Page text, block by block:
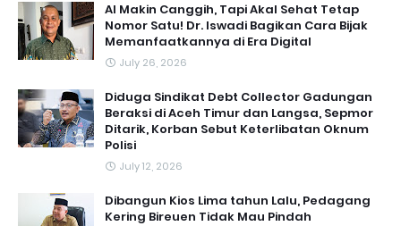
AI Makin Canggih, Tapi Akal Sehat Tetap
Nomor Satu! Dr. Iswadi Bagikan Cara Bijak
Memanfaatkannya di Era Digital
July 26, 2026
Diduga Sindikat Debt Collector Gadungan
Beraksi di Aceh Timur dan Langsa, Sepmor
Ditarik, Korban Sebut Keterlibatan Oknum
Polisi
July 12, 2026
Dibangun Kios Lima tahun Lalu, Pedagang
Kering Bireuen Tidak Mau Pindah